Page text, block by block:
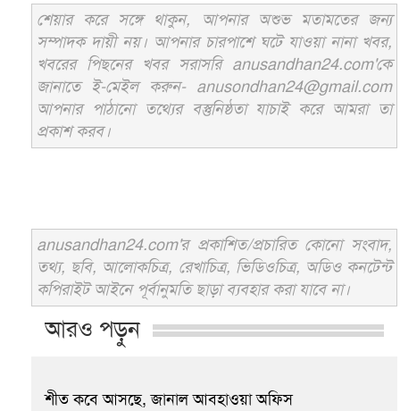
শেয়ার করে সঙ্গে থাকুন, আপনার অশুভ মতামতের জন্য
সম্পাদক দায়ী নয়। আপনার চারপাশে ঘটে যাওয়া নানা খবর,
খবরের পিছনের খবর সরাসরি anusandhan24.com'কে
জানাতে ই-মেইল করুন- anusondhan24@gmail.com
আপনার পাঠানো তথ্যের বস্তুনিষ্ঠতা যাচাই করে আমরা তা
প্রকাশ করব।
anusandhan24.com'র প্রকাশিত/প্রচারিত কোনো সংবাদ,
তথ্য, ছবি, আলোকচিত্র, রেখাচিত্র, ভিডিওচিত্র, অডিও কনটেন্ট
কপিরাইট আইনে পূর্বানুমতি ছাড়া ব্যবহার করা যাবে না।
আরও পড়ুন
শীত কবে আসছে, জানাল আবহাওয়া অফিস